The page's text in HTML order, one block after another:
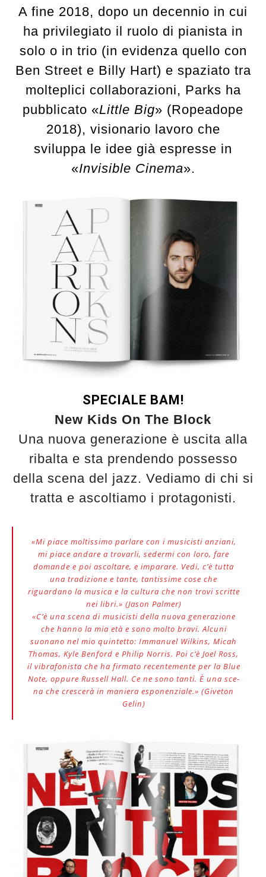
A fine 2018, dopo un decennio in cui
ha privilegiato il ruolo di pianista in
solo o in trio (in evidenza quello con
Ben Street e Billy Hart) e spaziato tra
molteplici collaborazioni, Parks ha
pubblicato «Little Big» (Ropeadope
2018), visionario lavoro che
sviluppa le idee già espresse in
«Invisible Cinema».
SPECIALE BAM!
New Kids On The Block
Una nuova generazione è uscita alla
ribalta e sta prendendo possesso
della scena del jazz. Vediamo di chi si
tratta e ascoltiamo i protagonisti.
«Mi piace moltissimo parlare con i musicisti anziani,
mi piace andare a trovarli, sedermi con loro, fare
domande e poi ascoltare, e imparare. Vedi, c’è tutta
una tradizione e tante, tantissime cose che
riguardano la musica e la cultura che non trovi scritte
nei libri.» (Jason Palmer)
«C’è una scena di musicisti della nuova generazione
che hanno la mia età e sono molto bravi. Alcuni
suonano nel mio quintetto: Immanuel Wilkins, Micah
Thomas, Kyle Benford e Philip Norris. Poi c’è Joel Ross,
il vibrafonista che ha firmato recentemente per la Blue
Note, oppure Russell Hall. Ce ne sono tanti. È una sce-
na che crescerà in maniera esponenziale.» (Giveton
Gelin)